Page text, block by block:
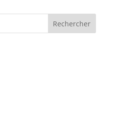
Rechercher